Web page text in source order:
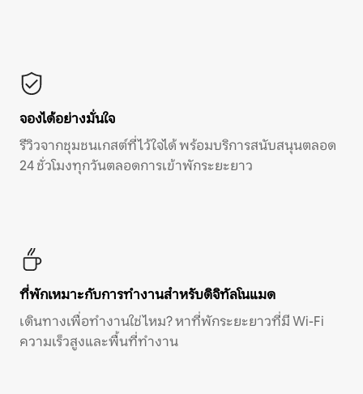
จองได้อย่างมั่นใจ
รีวิวจากชุมชนเกสต์ที่ไว้ใจได้ พร้อมบริการสนับสนุนตลอด
24 ชั่วโมงทุกวันตลอดการเข้าพักระยะยาว
ที่พักเหมาะกับการทำงานสำหรับดิจิทัลโนแมด
เดินทางเพื่อทำงานใช่ไหม? หาที่พักระยะยาวที่มี Wi-Fi
ความเร็วสูงและพื้นที่ทำงาน